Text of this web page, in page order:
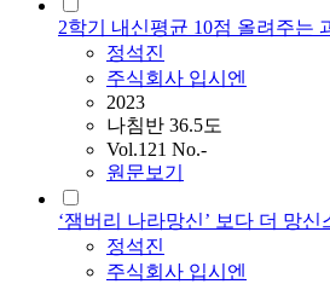
2학기 내신평균 10점 올려주는
정석진
주식회사 입시엔
2023
나침반 36.5도
Vol.121 No.-
원문보기
‘잼버리 나라망신’ 보다 더 망
정석진
주식회사 입시엔